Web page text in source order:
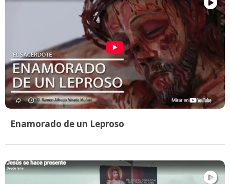
Enamorado de un Leproso